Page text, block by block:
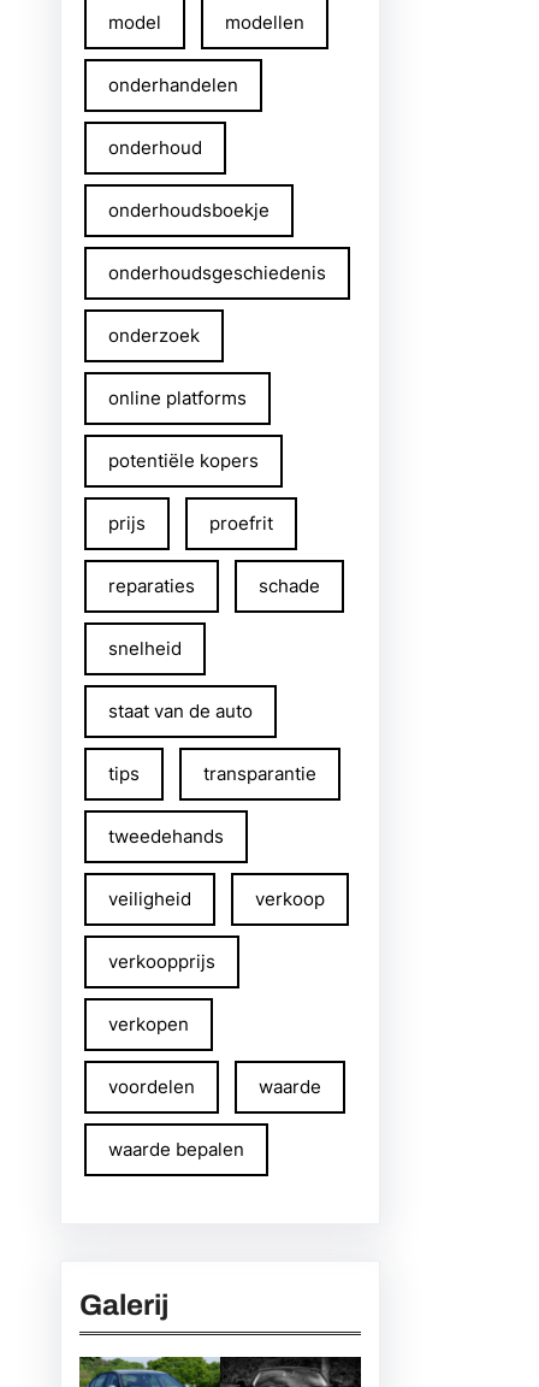
model modellen
onderhandelen
onderhoud
onderhoudsboekje
onderhoudsgeschiedenis
onderzoek
online platforms
potentiële kopers
prijs proefrit
reparaties schade
snelheid
staat van de auto
tips transparantie
tweedehands
veiligheid verkoop
verkoopprijs
verkopen
voordelen waarde
waarde bepalen
Galerij